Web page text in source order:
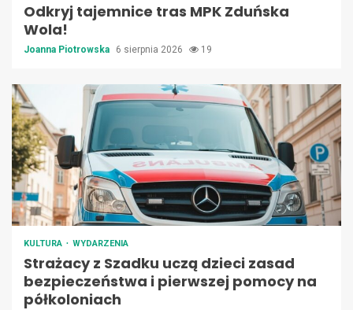
Odkryj tajemnice tras MPK Zduńska
Wola!
Joanna Piotrowska 6 sierpnia 2026 19
KULTURA WYDARZENIA
Strażacy z Szadku uczą dzieci zasad
bezpieczeństwa i pierwszej pomocy na
półkoloniach